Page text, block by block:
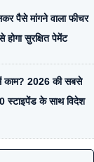
पैसे मांगने वाला फीचर
सुरक्षित पेमेंट
काम? 2026 की सबसे
स्टाइपेंड के साथ विदेश